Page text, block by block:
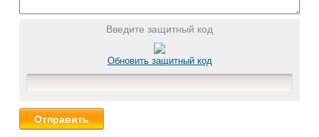
Введите защитный код
Обновить защитный код